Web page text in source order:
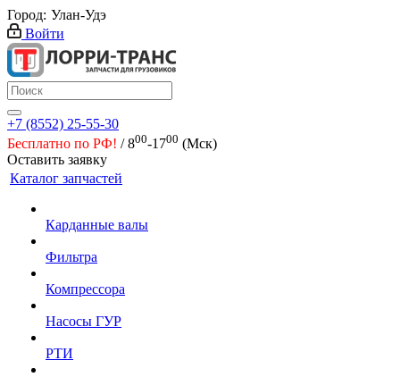
Город: Улан-Удэ
Войти
+7 (8552) 25-55-30
Бесплатно по РФ! / 800-1700 (Мск)
Оставить заявку
Каталог запчастей
Карданные валы
Фильтра
Компрессора
Насосы ГУР
РТИ